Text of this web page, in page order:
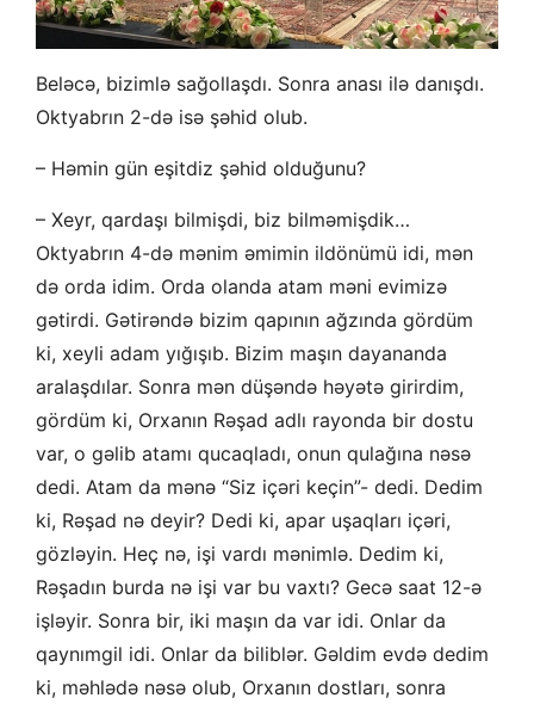
Beləcə, bizimlə sağollaşdı. Sonra anası ilə danışdı.
Oktyabrın 2-də isə şəhid olub.
– Həmin gün eşitdiz şəhid olduğunu?
– Xeyr, qardaşı bilmişdi, biz bilməmişdik…
Oktyabrın 4-də mənim əmimin ildönümü idi, mən
də orda idim. Orda olanda atam məni evimizə
gətirdi. Gətirəndə bizim qapının ağzında gördüm
ki, xeyli adam yığışıb. Bizim maşın dayananda
aralaşdılar. Sonra mən düşəndə həyətə girirdim,
gördüm ki, Orxanın Rəşad adlı rayonda bir dostu
var, o gəlib atamı qucaqladı, onun qulağına nəsə
dedi. Atam da mənə “Siz içəri keçin”- dedi. Dedim
ki, Rəşad nə deyir? Dedi ki, apar uşaqları içəri,
gözləyin. Heç nə, işi vardı mənimlə. Dedim ki,
Rəşadın burda nə işi var bu vaxtı? Gecə saat 12-ə
işləyir. Sonra bir, iki maşın da var idi. Onlar da
qaynımgil idi. Onlar da biliblər. Gəldim evdə dedim
ki, məhlədə nəsə olub, Orxanın dostları, sonra